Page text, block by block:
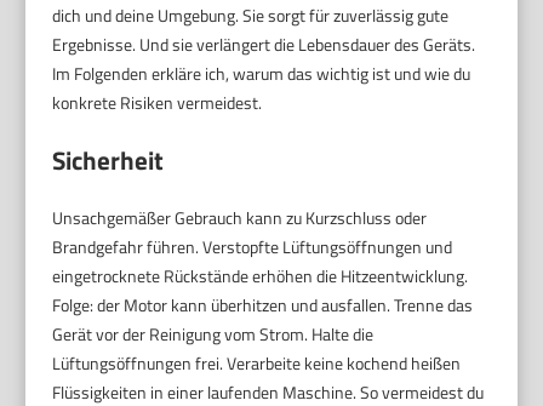
dich und deine Umgebung. Sie sorgt für zuverlässig gute
Ergebnisse. Und sie verlängert die Lebensdauer des Geräts.
Im Folgenden erkläre ich, warum das wichtig ist und wie du
konkrete Risiken vermeidest.
Sicherheit
Unsachgemäßer Gebrauch kann zu Kurzschluss oder
Brandgefahr führen. Verstopfte Lüftungsöffnungen und
eingetrocknete Rückstände erhöhen die Hitzeentwicklung.
Folge: der Motor kann überhitzen und ausfallen. Trenne das
Gerät vor der Reinigung vom Strom. Halte die
Lüftungsöffnungen frei. Verarbeite keine kochend heißen
Flüssigkeiten in einer laufenden Maschine. So vermeidest du